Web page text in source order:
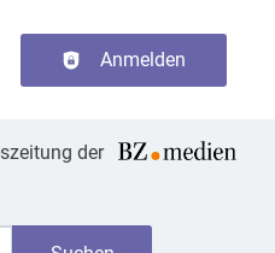
Anmelden
der